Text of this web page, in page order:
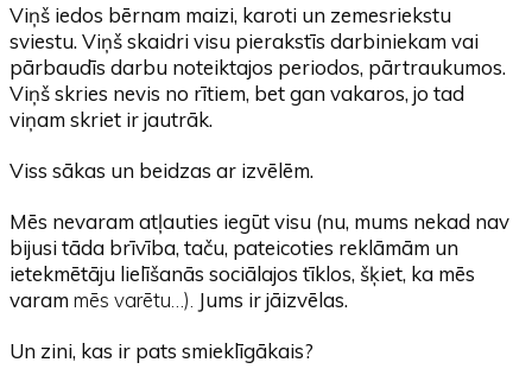
Viņš iedos bērnam maizi, karoti un zemesriekstu
sviestu. Viņš skaidri visu pierakstīs darbiniekam vai
pārbaudīs darbu noteiktajos periodos, pārtraukumos.
Viņš skries nevis no rītiem, bet gan vakaros, jo tad
viņam skriet ir jautrāk.
Viss sākas un beidzas ar izvēlēm.
Mēs nevaram atļauties iegūt visu (nu, mums nekad nav
bijusi tāda brīvība, taču, pateicoties reklāmām un
ietekmētāju lielīšanās sociālajos tīklos, šķiet, ka mēs
varammēs varētu…). Jums ir jāizvēlas.
Un zini, kas ir pats smieklīgākais?